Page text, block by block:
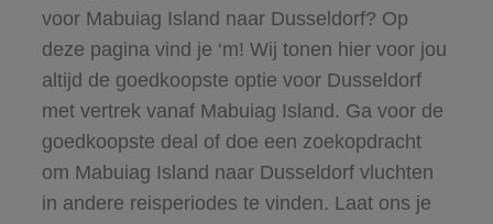
voor Mabuiag Island naar Dusseldorf? Op
deze pagina vind je ‘m! Wij tonen hier voor jou
altijd de goedkoopste optie voor Dusseldorf
met vertrek vanaf Mabuiag Island. Ga voor de
goedkoopste deal of doe een zoekopdracht
om Mabuiag Island naar Dusseldorf vluchten
in andere reisperiodes te vinden. Laat ons je